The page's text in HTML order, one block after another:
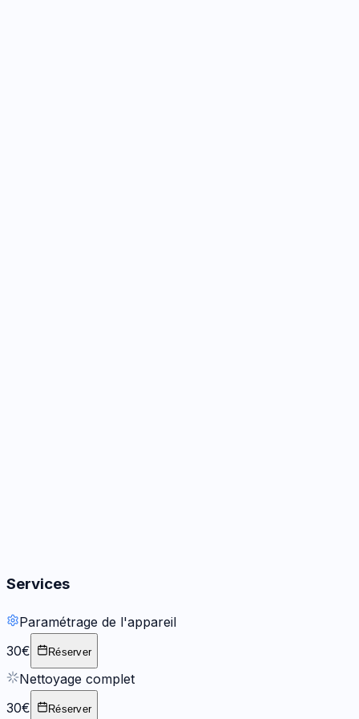
Services
Paramétrage de l'appareil
30€
Réserver
Nettoyage complet
30€
Réserver